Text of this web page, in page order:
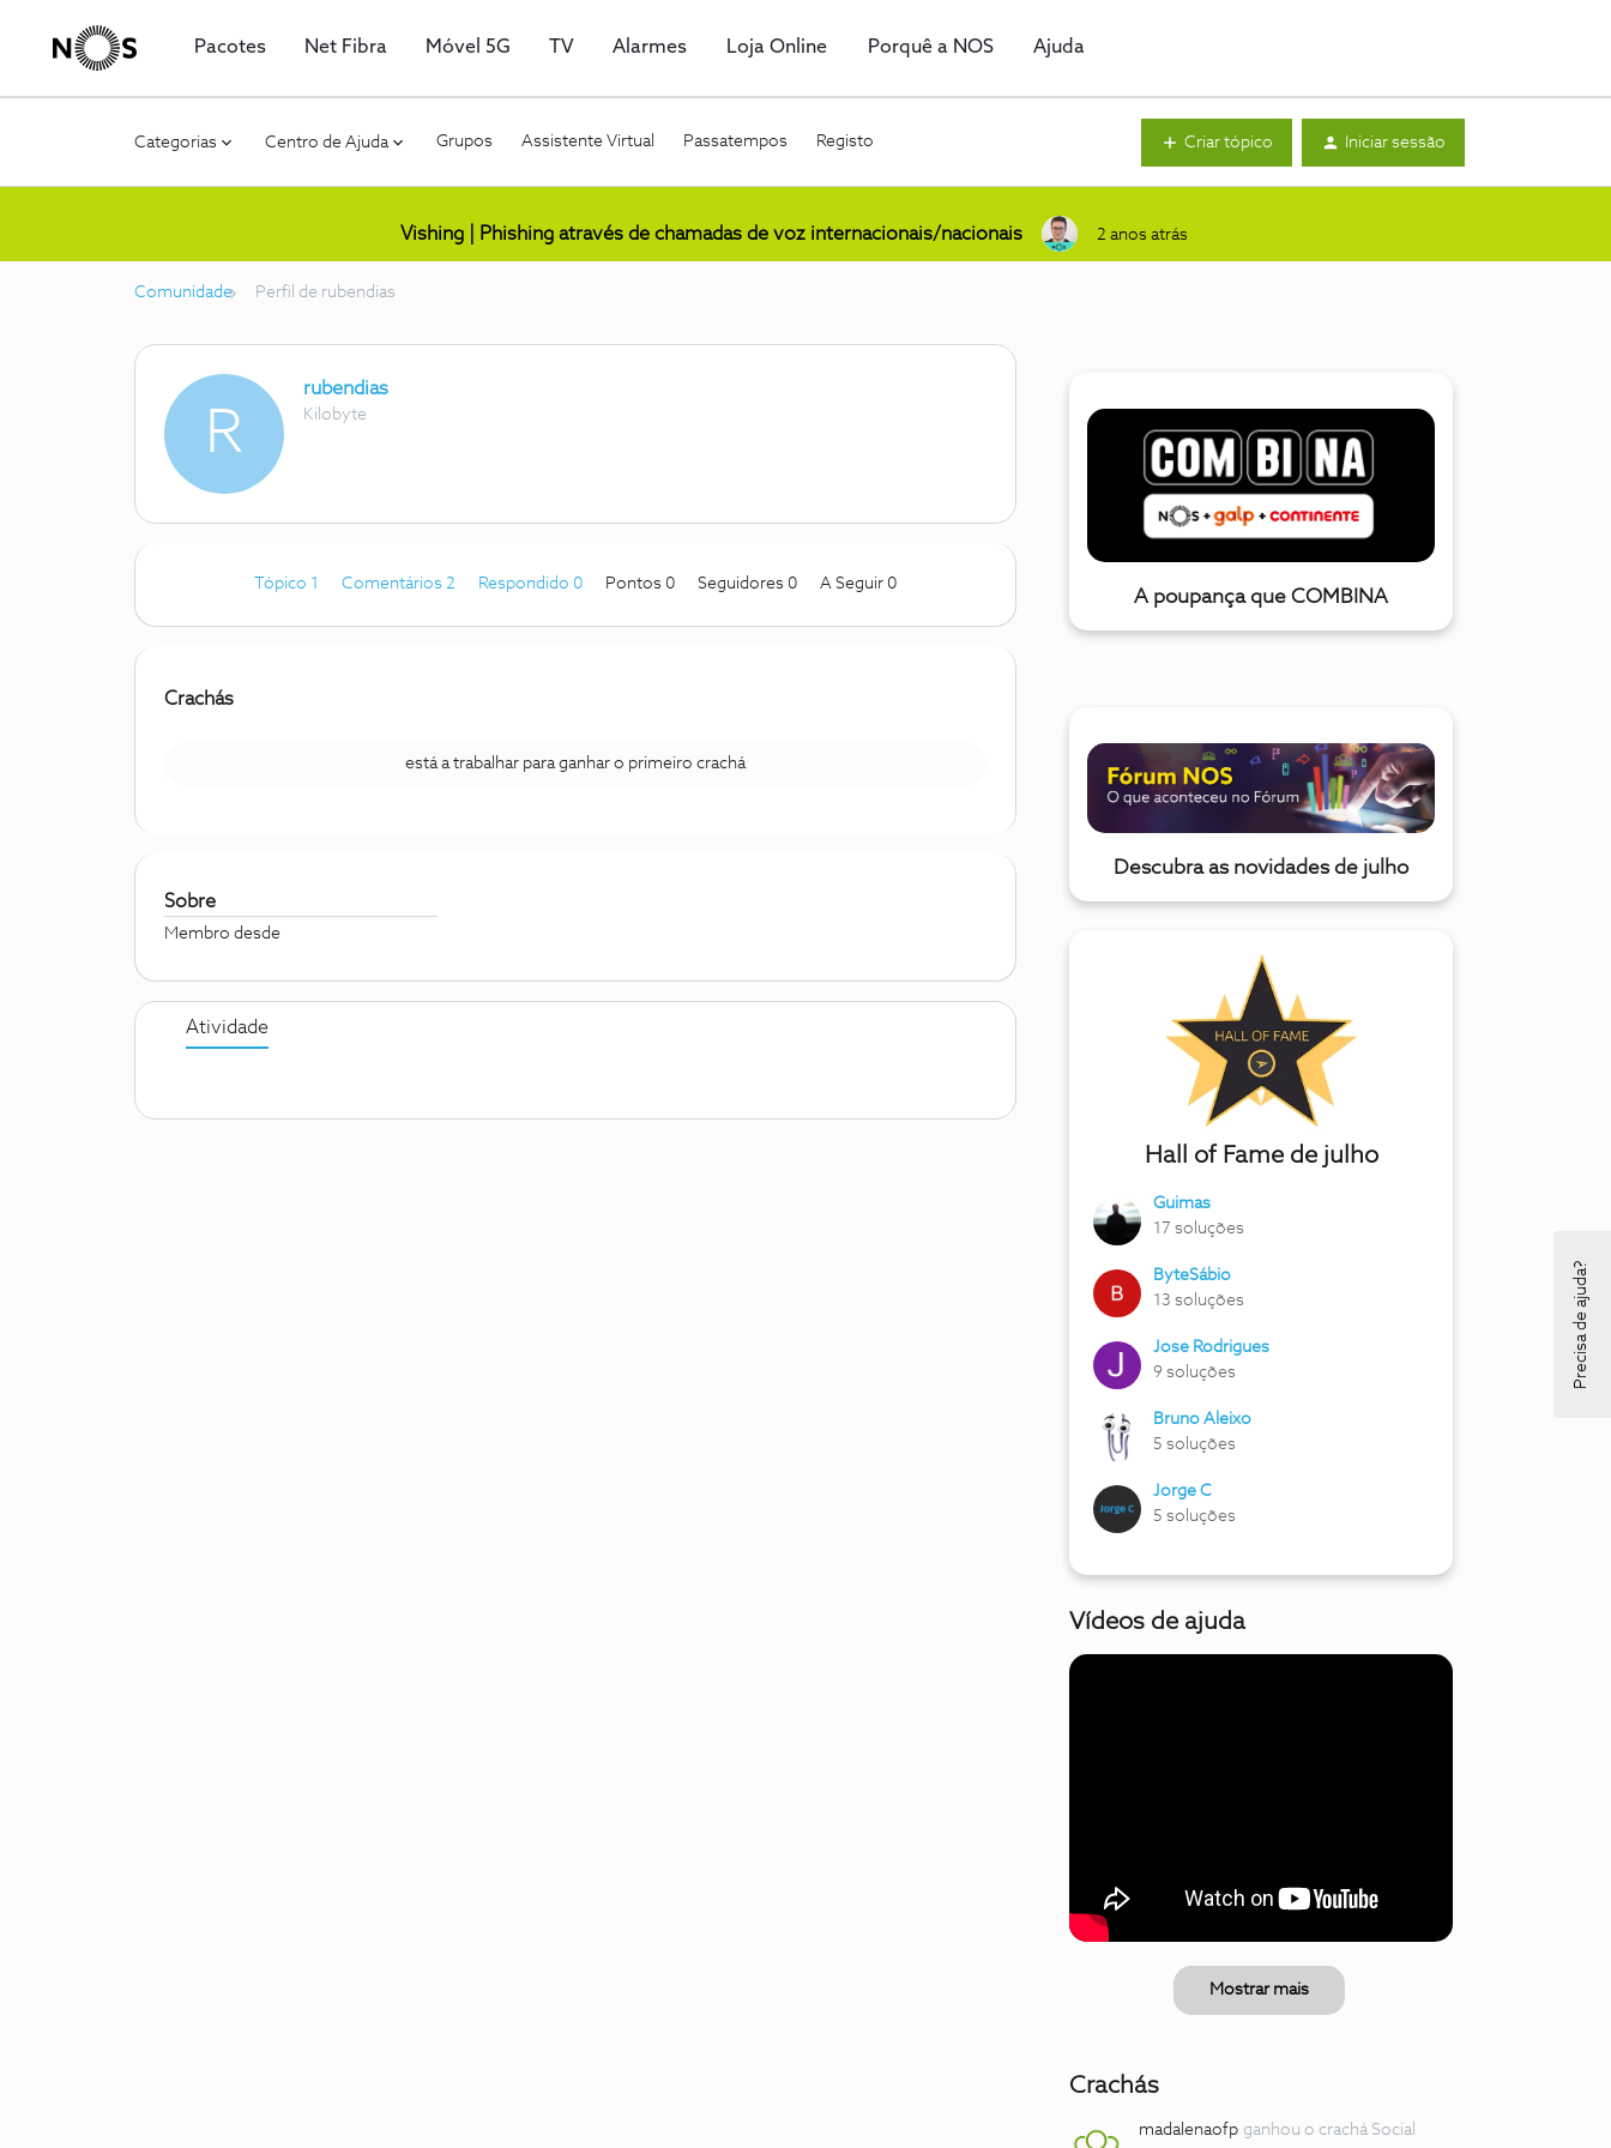
Pacotes Net Fibra Móvel 5G TV Alarmes Loja Online Porquê a NOS Ajuda
Categorias Centro de Ajuda Grupos Assistente Virtual Passatempos Registo Criar tópico Iniciar sessão
Vishing | Phishing através de chamadas de voz internacionais/nacionais 2 anos atrás
Comunidade Perfil de rubendias
R
rubendias
Kilobyte
Tópico 1 Comentários 2 Respondido 0 Pontos 0 Seguidores 0 A Seguir 0
Crachás
está a trabalhar para ganhar o primeiro crachá
Sobre
Membro desde
Atividade
A poupança que COMBINA
Descubra as novidades de julho
Hall of Fame de julho
Guimas
17 soluções
ByteSábio
13 soluções
Jose Rodrigues
9 soluções
Bruno Aleixo
5 soluções
Jorge C
5 soluções
Vídeos de ajuda
Mostrar mais
Crachás
madalenaofp ganhou o crachá Social
Precisa de ajuda?